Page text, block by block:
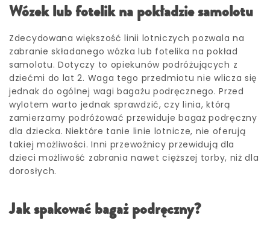
Wózek lub fotelik na pokładzie samolotu
Zdecydowana większość linii lotniczych pozwala na
zabranie składanego wózka lub fotelika na pokład
samolotu. Dotyczy to opiekunów podróżujących z
dziećmi do lat 2. Waga tego przedmiotu nie wlicza się
jednak do ogólnej wagi bagażu podręcznego. Przed
wylotem warto jednak sprawdzić, czy linia, którą
zamierzamy podróżować przewiduje bagaż podręczny
dla dziecka. Niektóre tanie linie lotnicze, nie oferują
takiej możliwości. Inni przewoźnicy przewidują dla
dzieci możliwość zabrania nawet cięższej torby, niż dla
dorosłych.
Jak spakować bagaż podręczny?